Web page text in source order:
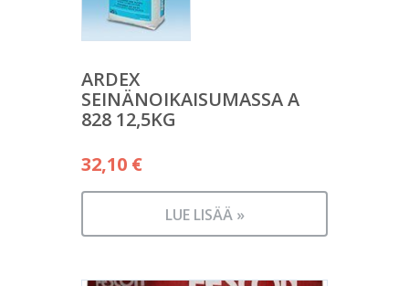
ARDEX
SEINÄNOIKAISUMASSA A
828 12,5KG
32,10 €
LUE LISÄÄ »